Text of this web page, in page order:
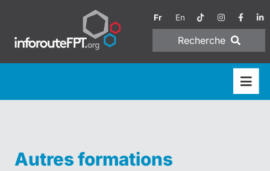
Fr En
Recherche
Autres formations